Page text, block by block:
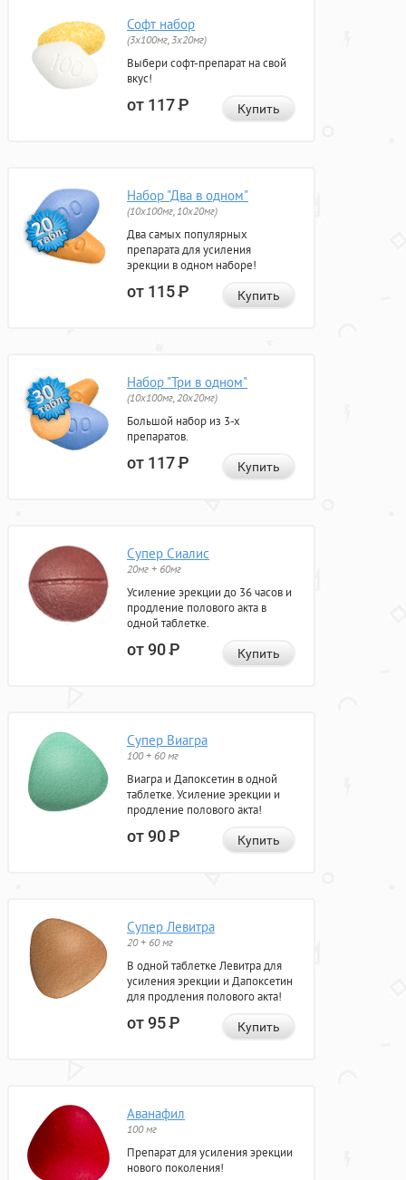
Софт набор
(3x100мг, 3x20мг)
Выбери софт-препарат на свой
вкус!
от 117Р Купить
Набор "Два в одном"
(10x100мг, 10x20мг)
Два самых популярных
препарата для усиления
эрекции в одном наборе!
от 115Р Купить
Набор "Три в одном"
(10x100мг, 20x20мг)
Большой набор из 3-х
препаратов.
от 117Р Купить
Супер Сиалис
20мг + 60мг
Усиление эрекции до 36 часов и
продление полового акта в
одной таблетке.
от 90Р Купить
Супер Виагра
100 + 60 мг
Виагра и Дапоксетин в одной
таблетке. Усиление эрекции и
продление полового акта!
от 90Р Купить
Супер Левитра
20 + 60 мг
В одной таблетке Левитра для
усиления эрекции и Дапоксетин
для продления полового акта!
от 95Р Купить
Аванафил
100 мг
Препарат для усиления эрекции
нового поколения!